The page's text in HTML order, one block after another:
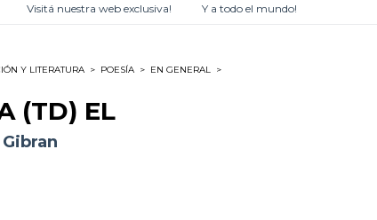
Visitá nuestra web exclusiva!
Y a todo el mundo!
Y LITERATURA > POESÍA > EN GENERAL >
(TD) EL